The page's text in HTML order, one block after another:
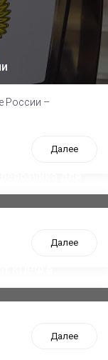
России –
Далее
Далее
Далее